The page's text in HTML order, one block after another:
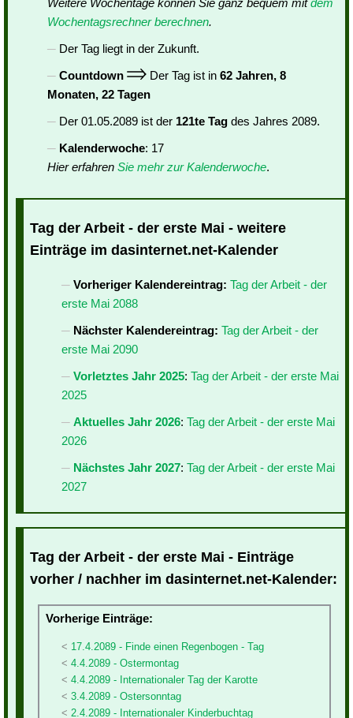
Weitere Wochentage können Sie ganz bequem mitdem
Wochentagsrechner berechnen.
Der Tag liegt in der Zukunft.
Countdown
Der Tag ist in 62 Jahren, 8
Monaten, 22 Tagen
Der 01.05.2089 ist der 121te Tag des Jahres 2089.
Kalenderwoche: 17
Hier erfahren Sie mehr zur Kalenderwoche.
Tag der Arbeit - der erste Mai - weitere
Einträge im dasinternet.net-Kalender
Vorheriger Kalendereintrag: Tag der Arbeit - der
erste Mai 2088
Nächster Kalendereintrag: Tag der Arbeit - der
erste Mai 2090
Vorletztes Jahr 2025: Tag der Arbeit - der erste Mai
2025
Aktuelles Jahr 2026: Tag der Arbeit - der erste Mai
2026
Nächstes Jahr 2027: Tag der Arbeit - der erste Mai
2027
Tag der Arbeit - der erste Mai - Einträge
vorher / nachher im dasinternet.net-Kalender:
Vorherige Einträge:
17.4.2089 - Finde einen Regenbogen - Tag
4.4.2089 - Ostermontag
4.4.2089 - Internationaler Tag der Karotte
3.4.2089 - Ostersonntag
2.4.2089 - Internationaler Kinderbuchtag